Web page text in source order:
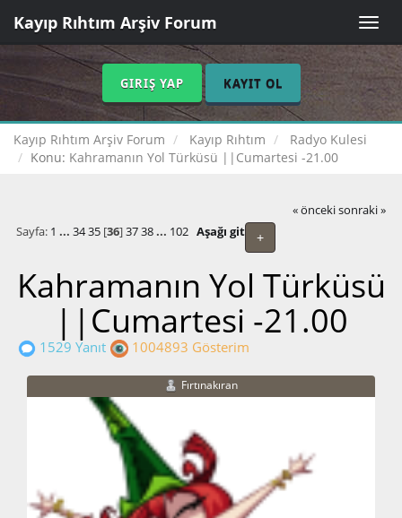
Toggle
Kayıp Rıhtım Arşiv Forum
GIRIŞ YAP KAYIT OL
Kayıp Rıhtım Arşiv Forum Kayıp Rıhtım
Radyo Kulesi
Konu: Kahramanın Yol Türküsü ||Cumartesi -21.00
« önceki sonraki »
+
Sayfa: 1 ... 34 35[36]37 38 ... 102 Aşağı git
Kahramanın Yol Türküsü
||Cumartesi -21.00
1529 Yanıt 1004893 Gösterim
Fırtınakıran